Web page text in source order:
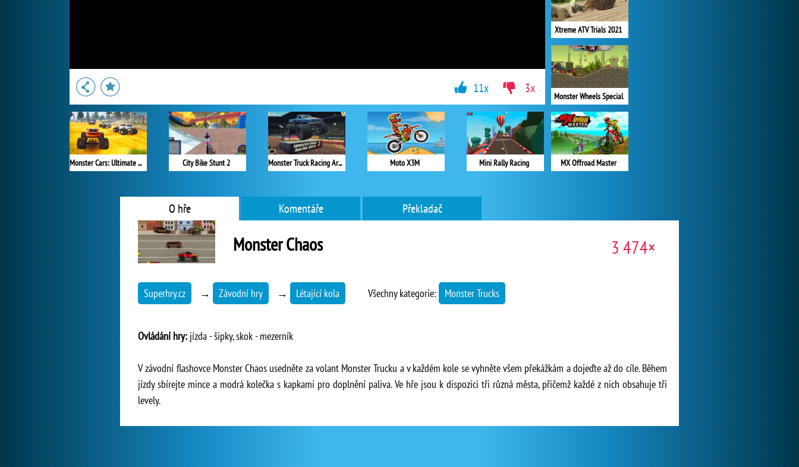
Xtreme ATV Trials 2021
Monster Wheels Special
MX Offroad Master
Monster Cars: Ultimate Simulator City Bike Stunt 2 Monster Truck Racing Arena 2 Moto X3M Mini Rally Racing
11x 3x
O hře Komentáře Překladač
Monster Chaos 3 474×
Superhry.cz → Závodní hry → Létající kola Všechny kategorie: Monster Trucks
Ovládání hry: jízda - šipky, skok - mezerník
V závodní flashovce Monster Chaos usedněte za volant Monster Trucku a v každém kole se vyhněte všem překážkám a dojeďte až do cíle. Během
jízdy sbírejte mince a modrá kolečka s kapkami pro doplnění paliva. Ve hře jsou k dispozici tři různá města, přičemž každé z nich obsahuje tři
levely.